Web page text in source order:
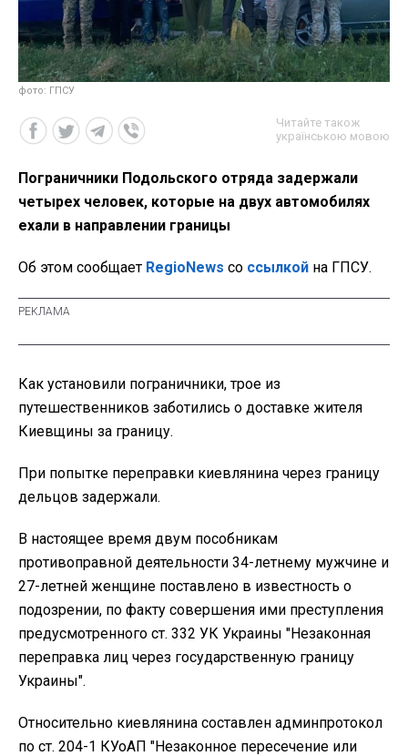
фото: ГПСУ
Читайте також
українською мовою
Пограничники Подольского отряда задержали
четырех человек, которые на двух автомобилях
ехали в направлении границы
Об этом сообщает RegioNews со ссылкой на ГПСУ.
Как установили пограничники, трое из
путешественников заботились о доставке жителя
Киевщины за границу.
При попытке переправки киевлянина через границу
дельцов задержали.
В настоящее время двум пособникам
противоправной деятельности 34-летнему мужчине и
27-летней женщине поставлено в известность о
подозрении, по факту совершения ими преступления
предусмотренного ст. 332 УК Украины "Незаконная
переправка лиц через государственную границу
Украины".
Относительно киевлянина составлен админпротокол
по ст. 204-1 КУоАП "Незаконное пересечение или